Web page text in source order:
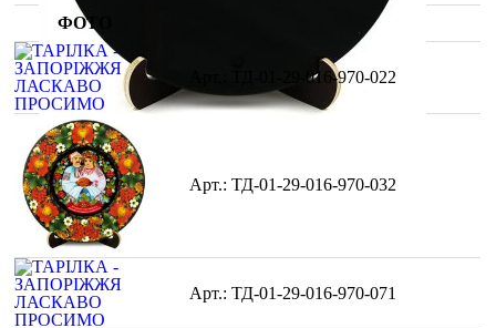
ФОТО
ТД-01-29-016-970-022
ТД-01-29-016-970-032
ТД-01-29-016-970-071